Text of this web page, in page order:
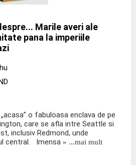
Marile averi ale
pana la imperiile
o fabuloasa enclava de pe
care se afla intre Seattle si
inclusiv Redmond, unde
central. Imensa » ...mai mult